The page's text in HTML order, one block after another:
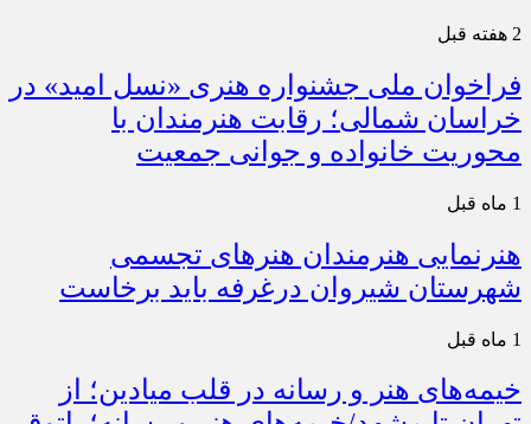
2 هفته قبل
فراخوان ملی جشنواره هنری «نسل امید» در
خراسان شمالی؛ رقابت هنرمندان با
محوریت خانواده و جوانی جمعیت
1 ماه قبل
هنرنمایی هنرمندان هنرهای تجسمی
شهرستان شیروان درغرفه باید برخاست
1 ماه قبل
خیمه‌های هنر و رسانه در قلب میادین؛ از